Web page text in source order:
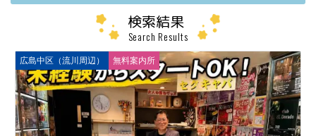
検索結果
Search Results
広島中区（流川周辺） 無料案内所